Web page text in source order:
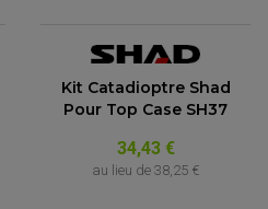
Kit Catadioptre Shad
Pour Top Case SH37
34,43 €
au lieu de 38,25 €